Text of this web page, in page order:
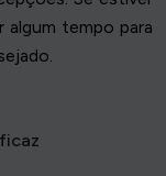
algum tempo para